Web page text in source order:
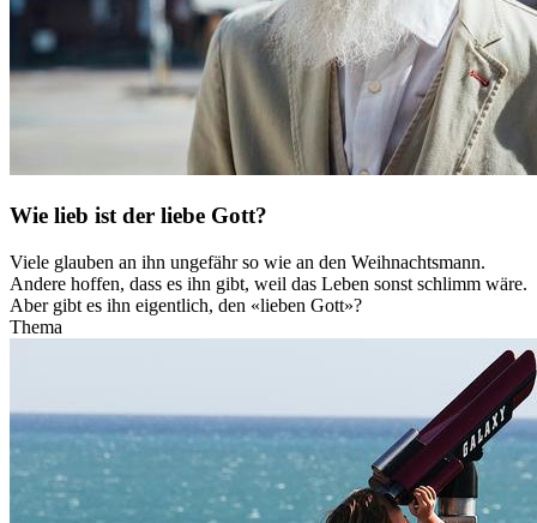
Wie lieb ist der liebe Gott?
Viele glauben an ihn ungefähr so wie an den Weihnachtsmann.
Andere hoffen, dass es ihn gibt, weil das Leben sonst schlimm wäre.
Aber gibt es ihn eigentlich, den «lieben Gott»?
Thema